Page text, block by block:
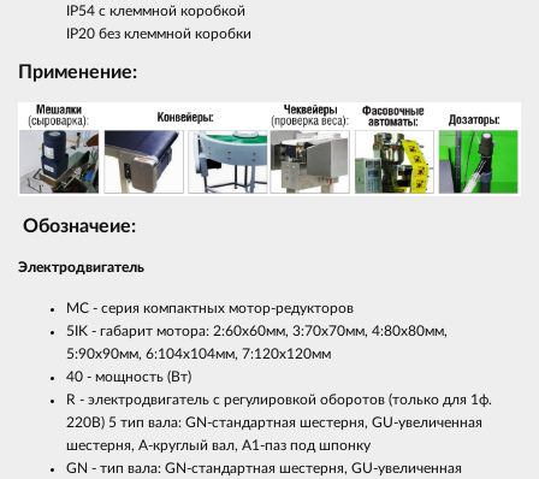
IP54 с клеммной коробкой
IP20 без клеммной коробки
Применение:
Обозначеие:
Электродвигатель
MC - серия компактных мотор-редукторов
5IK - габарит мотора: 2:60х60мм, 3:70х70мм, 4:80х80мм,
5:90х90мм, 6:104x104мм, 7:120x120мм
40 - мощность (Вт)
R - электродвигатель с регулировкой оборотов (только для 1ф.
220B) 5 тип вала: GN-стандартная шестерня, GU-увеличенная
шестерня, А-круглый вал, А1-паз под шпонку
GN - тип вала: GN-стандартная шестерня, GU-увеличенная